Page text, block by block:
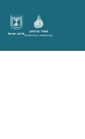
מדינת ישראל
משרד הביטחון
אגף משפחות, הנצחה ומורשת